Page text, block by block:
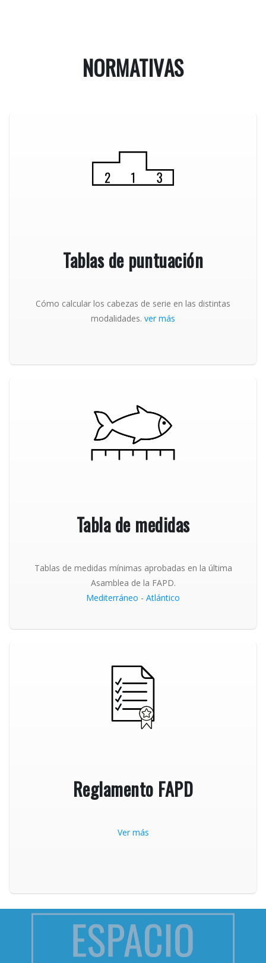
NORMATIVAS
Tablas de puntuación
Cómo calcular los cabezas de serie en las distintas
modalidades. ver más
Tabla de medidas
Tablas de medidas mínimas aprobadas en la última
Asamblea de la FAPD.
Mediterráneo - Atlántico
Reglamento FAPD
Ver más